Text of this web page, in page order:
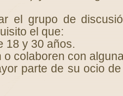
el grupo de
el que:
18 y 30 años.
o colaboren con
parte de su ocio